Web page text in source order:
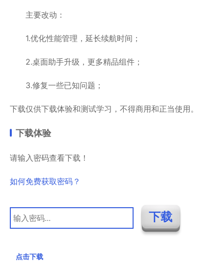
主要改动：
1.优化性能管理，延长续航时间；
2.桌面助手升级，更多精品组件；
3.修复一些已知问题；
下载仅供下载体验和测试学习，不得商用和正当使用。
下载体验
请输入密码查看下载！
如何免费获取密码？
点击下载